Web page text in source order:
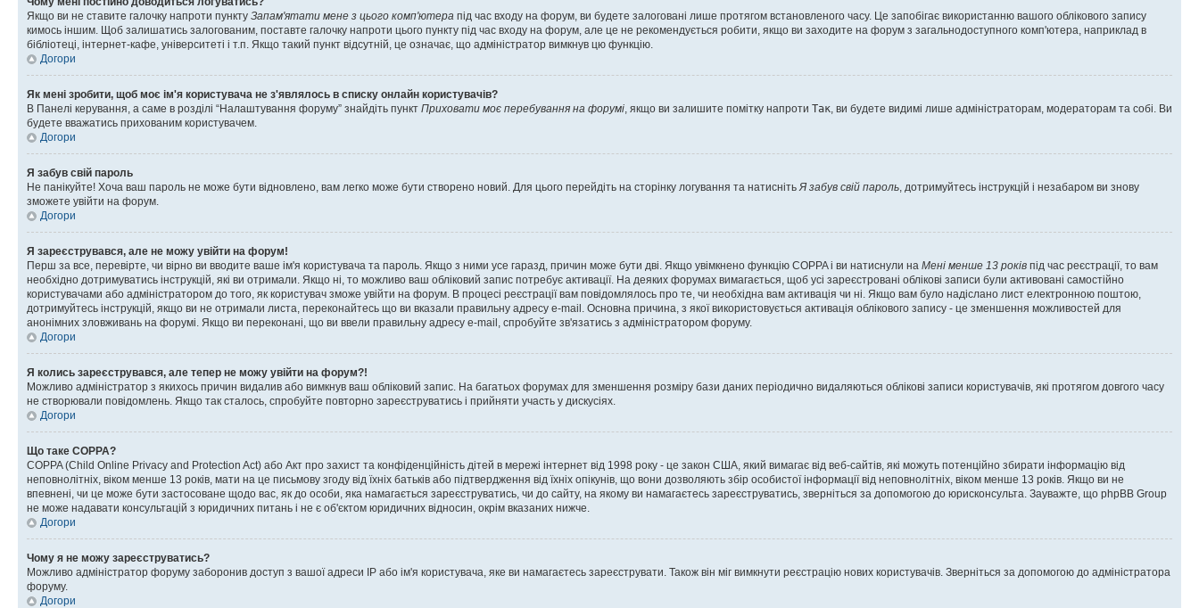
Якщо ви не ставите галочку напроти пункту Запам'ятати мене з цього комп'ютера під час входу на форум, ви будете залоговані лише протягом встановленого часу. Це запобігає використанню вашого облікового запису
кимось іншим. Щоб залишатись залогованим, поставте галочку напроти цього пункту під час входу на форум, але це не рекомендується робити, якщо ви заходите на форум з загальнодоступного комп'ютера, наприклад в
бібліотеці, інтернет-кафе, університеті і т.п. Якщо такий пункт відсутній, це означає, що адміністратор вимкнув цю функцію.
Догори
Як мені зробити, щоб моє ім'я користувача не з'являлось в списку онлайн користувачів?
В Панелі керування, а саме в розділі “Налаштування форуму” знайдіть пункт Приховати моє перебування на форумі , якщо ви залишите помітку напроти Так , ви будете видимі лише адміністраторам, модераторам та собі. Ви
будете вважатись прихованим користувачем.
Догори
Я забув свій пароль
Не панікуйте! Хоча ваш пароль не може бути відновлено, вам легко може бути створено новий. Для цього перейдіть на сторінку логування та натисніть Я забув свій пароль , дотримуйтесь інструкцій і незабаром ви знову
зможете увійти на форум.
Догори
Я зареєструвався, але не можу увійти на форум!
Перш за все, перевірте, чи вірно ви вводите ваше ім'я користувача та пароль. Якщо з ними усе гаразд, причин може бути дві. Якщо увімкнено функцію COPPA і ви натиснули на Мені менше 13 років під час реєстрації, то вам
необхідно дотримуватись інструкцій, які ви отримали. Якщо ні, то можливо ваш обліковий запис потребує активації. На деяких форумах вимагається, щоб усі зареєстровані облікові записи були активовані самостійно
користувачами або адміністратором до того, як користувач зможе увійти на форум. В процесі реєстрації вам повідомлялось про те, чи необхідна вам активація чи ні. Якщо вам було надіслано лист електронною поштою,
дотримуйтесь інструкцій, якщо ви не отримали листа, переконайтесь що ви вказали правильну адресу e-mail. Основна причина, з якої використовується активація облікового запису - це зменшення можливостей для
анонімних зловживань на форумі. Якщо ви переконані, що ви ввели правильну адресу e-mail, спробуйте зв'язатись з адміністратором форуму.
Догори
Я колись зареєструвався, але тепер не можу увійти на форум?!
Можливо адміністратор з якихось причин видалив або вимкнув ваш обліковий запис. На багатьох форумах для зменшення розміру бази даних періодично видаляються облікові записи користувачів, які протягом довгого часу
не створювали повідомлень. Якщо так сталось, спробуйте повторно зареєструватись і прийняти участь у дискусіях.
Догори
Що таке COPPA?
COPPA (Child Online Privacy and Protection Act) або Акт про захист та конфіденційність дітей в мережі інтернет від 1998 року - це закон США, який вимагає від веб-сайтів, які можуть потенційно збирати інформацію від
неповнолітніх, віком менше 13 років, мати на це письмову згоду від їхніх батьків або підтвердження від їхніх опікунів, що вони дозволяють збір особистої інформації від неповнолітніх, віком менше 13 років. Якщо ви не
впевнені, чи це може бути застосоване щодо вас, як до особи, яка намагається зареєструватись, чи до сайту, на якому ви намагаєтесь зареєструватись, зверніться за допомогою до юрисконсульта. Зауважте, що phpBB Group
не може надавати консультацій з юридичних питань і не є об'єктом юридичних відносин, окрім вказаних нижче.
Догори
Чому я не можу зареєструватись?
Можливо адміністратор форуму заборонив доступ з вашої адреси IP або ім'я користувача, яке ви намагаєтесь зареєструвати. Також він міг вимкнути реєстрацію нових користувачів. Зверніться за допомогою до адміністратора
форуму.
Догори